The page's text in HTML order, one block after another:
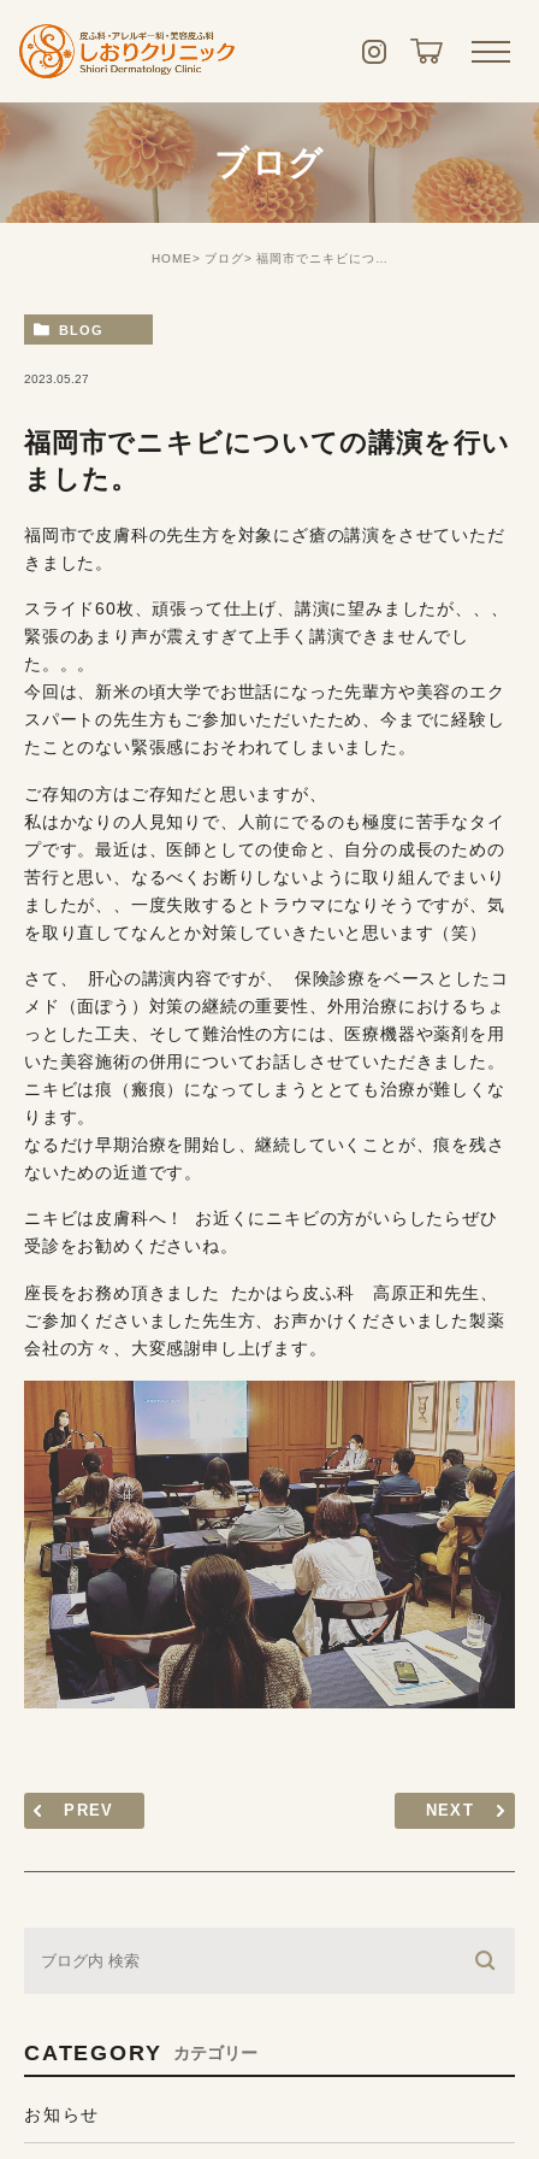
ブログ
HOME ブログ 福岡市でニキビについての講演を行いました。
BLOG
2023.05.27
福岡市でニキビについての講演を行い
ました。
福岡市で皮膚科の先生方を対象にざ瘡の講演をさせていただ
きました。
スライド60枚、頑張って仕上げ、講演に望みましたが、、、
緊張のあまり声が震えすぎて上手く講演できませんでし
た。。。
今回は、新米の頃大学でお世話になった先輩方や美容のエク
スパートの先生方もご参加いただいたため、今までに経験し
たことのない緊張感におそわれてしまいました。
ご存知の方はご存知だと思いますが、
私はかなりの人見知りで、人前にでるのも極度に苦手なタイ
プです。最近は、医師としての使命と、自分の成長のための
苦行と思い、なるべくお断りしないように取り組んでまいり
ましたが、、一度失敗するとトラウマになりそうですが、気
を取り直してなんとか対策していきたいと思います（笑）
さて、 肝心の講演内容ですが、 保険診療をベースとしたコ
メド（面ぽう）対策の継続の重要性、外用治療におけるちょ
っとした工夫、そして難治性の方には、医療機器や薬剤を用
いた美容施術の併用についてお話しさせていただきました。
ニキビは痕（瘢痕）になってしまうととても治療が難しくな
ります。
なるだけ早期治療を開始し、継続していくことが、痕を残さ
ないための近道です。
ニキビは皮膚科へ！ お近くにニキビの方がいらしたらぜひ
受診をお勧めくださいね。
座長をお務め頂きました たかはら皮ふ科 高原正和先生、
ご参加くださいました先生方、お声かけくださいました製薬
会社の方々、大変感謝申し上げます。
PREV NEXT
CATEGORY カテゴリー
お知らせ